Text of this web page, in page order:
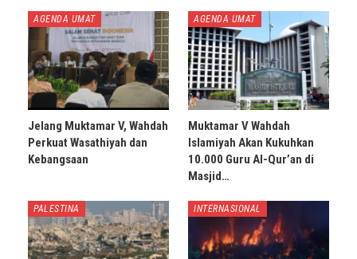
AGENDA UMAT
Jelang Muktamar V, Wahdah
Perkuat Wasathiyah dan
Kebangsaan
AGENDA UMAT
Muktamar V Wahdah
Islamiyah Akan Kukuhkan
10.000 Guru Al-Qur’an di
Masjid…
PALESTINA INTERNASIONAL